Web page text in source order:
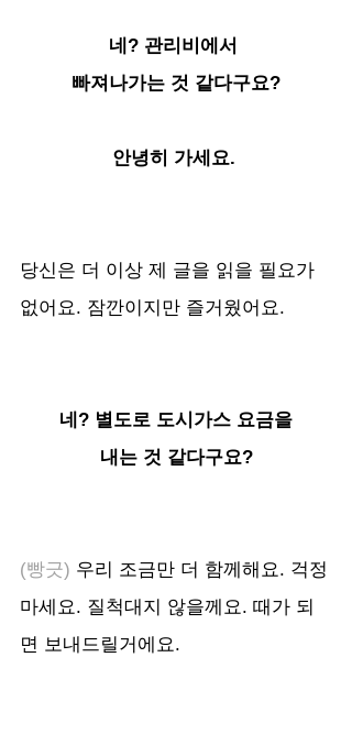
네? 관리비에서
빠져나가는 것 같다구요?
안녕히 가세요.
당신은 더 이상 제 글을 읽을 필요가
없어요. 잠깐이지만 즐거웠어요.
네? 별도로 도시가스 요금을
내는 것 같다구요?
(빵긋) 우리 조금만 더 함께해요. 걱정
마세요. 질척대지 않을께요. 때가 되
면 보내드릴거에요.